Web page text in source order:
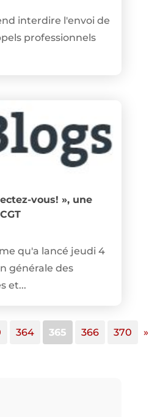
interdire l'envoi de
professionnels
vous! », une
qu'a lancé jeudi 4
générale des
et...
364 365 366 370 »